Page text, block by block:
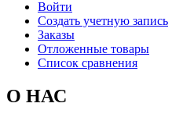
Войти
Создать учетную запись
Заказы
Отложенные товары
Список сравнения
О НАС